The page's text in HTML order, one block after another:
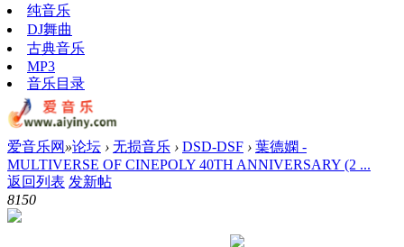
纯音乐
DJ舞曲
古典音乐
MP3
音乐目录
爱音乐网 »论坛 › 无损音乐 › DSD-DSF › 葉德嫻 -
MULTIVERSE OF CINEPOLY 40TH ANNIVERSARY (2 ...
返回列表 发新帖
8150